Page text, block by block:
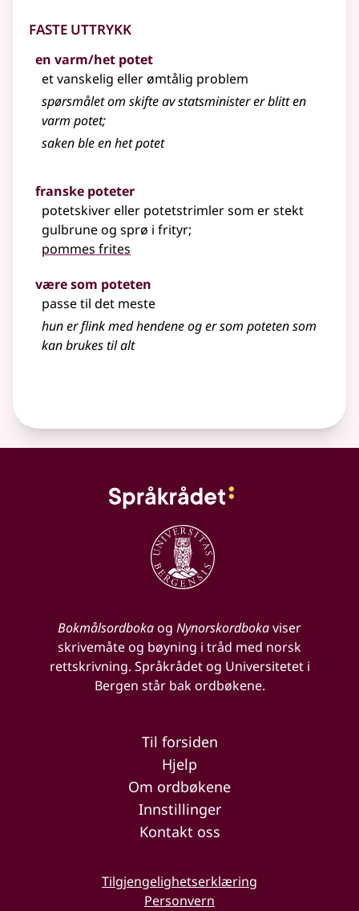
Faste uttrykk
en varm/het potet
et vanskelig eller ømtålig problem
spørsmålet om skifte av statsminister er blitt en
varm potet;
saken ble en het potet
franske poteter
potetskivereller potetstrimler som er stekt
gulbrune og sprø i frityr;
pommes frites
være som poteten
passe til det meste
hun er flink med hendene og er som poteten som
kan brukes til alt
Bokmålsordbokaog Nynorskordbokaviser
skrivemåte og bøyning i tråd med norsk
rettskrivning. Språkrådet og Universitetet i
Bergen står bak ordbøkene.
Til forsiden
Hjelp
Om ordbøkene
Innstillinger
Kontakt oss
Tilgjengelighetserklæring
Personvern